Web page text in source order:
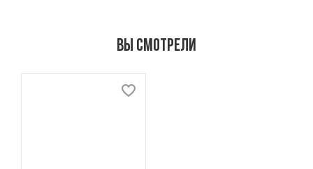
Вы смотрели